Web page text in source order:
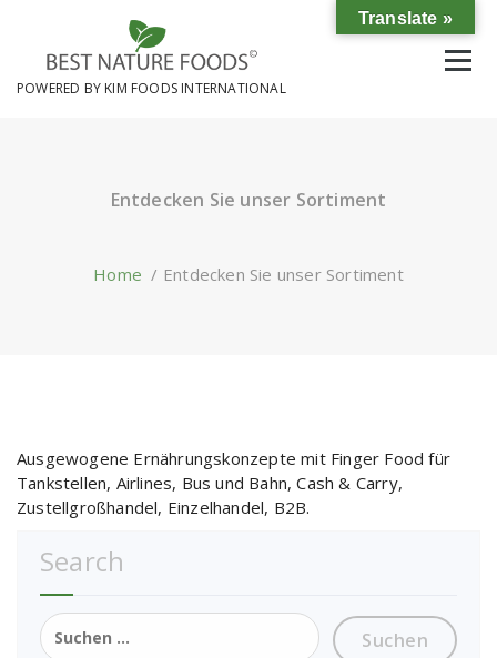
content
POWERED BY KIM FOODS INTERNATIONAL
Entdecken Sie unser Sortiment
Home / Entdecken Sie unser Sortiment
Ausgewogene Ernährungskonzepte mit Finger Food für
Tankstellen, Airlines, Bus und Bahn, Cash & Carry,
Zustellgroßhandel, Einzelhandel, B2B.
Search
Suchen
nach:
Translate »